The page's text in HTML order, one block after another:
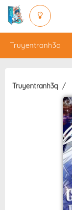
Truyentranh3q
Truyentranh3q